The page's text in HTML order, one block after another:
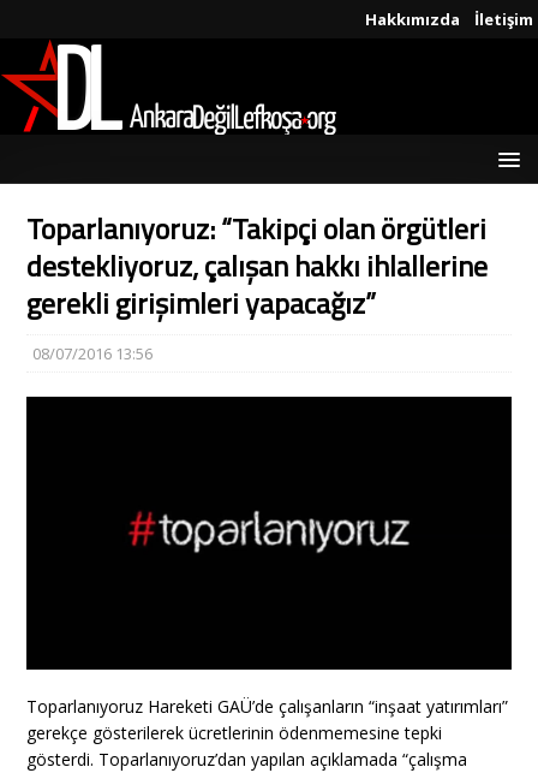
Hakkımızda İletişim
Toparlanıyoruz: “Takipçi olan örgütleri
destekliyoruz, çalışan hakkı ihlallerine
gerekli girişimleri yapacağız”
08/07/2016 13:56
Toparlanıyoruz Hareketi GAÜ’de çalışanların “inşaat yatırımları”
gerekçe gösterilerek ücretlerinin ödenmemesine tepki
gösterdi. Toparlanıyoruz’dan yapılan açıklamada “çalışma